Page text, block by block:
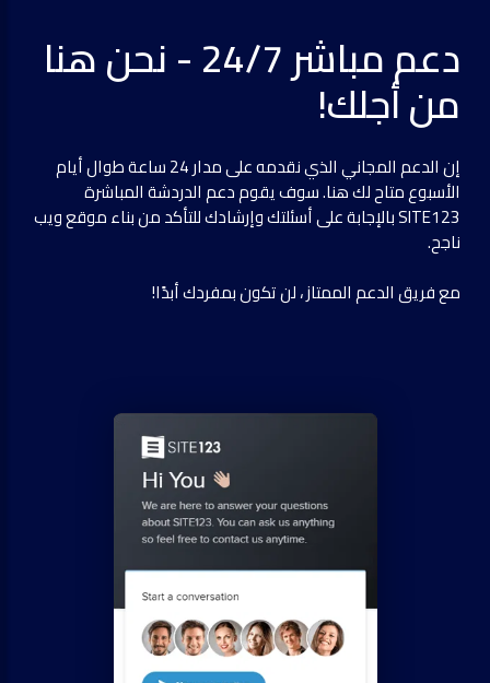
دعم مباشر 24/7 - نحن هنا
من أجلك!
إن الدعم المجاني الذي نقدمه على مدار 24 ساعة طوال أيام
الأسبوع متاح لك هنا. سوف يقوم دعم الدردشة المباشرة
SITE123 بالإجابة على أسئلتك وإرشادك للتأكد من بناء موقع ويب
ناجح.
مع فريق الدعم الممتاز ، لن تكون بمفردك أبدًا!